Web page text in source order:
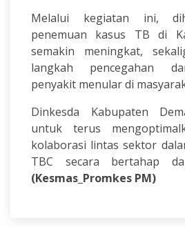
Melalui kegiatan ini,
penemuan kasus TB di
semakin meningkat,
langkah pencegahan
penyakit menular di
Dinkesda Kabupaten
untuk terus
kolaborasi lintas sektor
TBC secara bertahap
(Kesmas_Promkes PM)